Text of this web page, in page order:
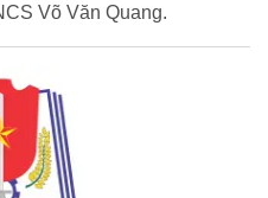
Võ Văn Quang.